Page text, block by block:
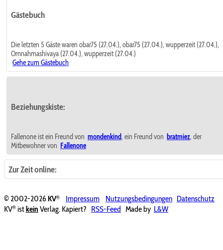
Gästebuch
Die letzten 5 Gäste waren obar75 (27.04.), obar75 (27.04.), wupperzeit (27.04.),
Omnahmashivaya (27.04.), wupperzeit (27.04.)
Gehe zum Gästebuch
Beziehungskiste:
Fallenone ist ein Freund von mondenkind, ein Freund von bratmiez, der
Mitbewohner von Fallenone
Zur Zeit online:
© 2002-2026KV® Impressum Nutzungsbedingungen Datenschutz
KV® istkein Verlag. Kapiert? RSS-Feed Made by L&W